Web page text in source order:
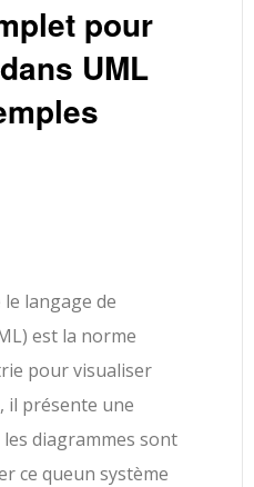
pour
UML
langage de
est la norme
pour visualiser
il présente une
diagrammes sont
ce queun système